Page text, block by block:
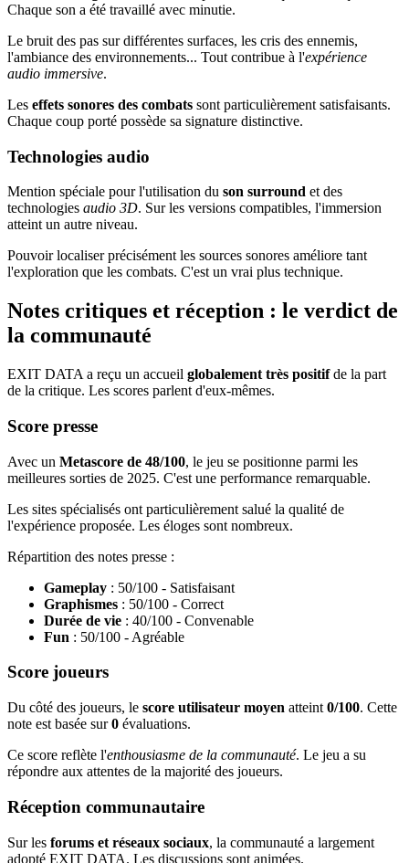
Chaque son a été travaillé avec minutie.
Le bruit des pas sur différentes surfaces, les cris des ennemis,
l'ambiance des environnements... Tout contribue à l'expérience
audio immersive.
Les effets sonores des combats sont particulièrement satisfaisants.
Chaque coup porté possède sa signature distinctive.
Technologies audio
Mention spéciale pour l'utilisation du son surround et des
technologies audio 3D. Sur les versions compatibles, l'immersion
atteint un autre niveau.
Pouvoir localiser précisément les sources sonores améliore tant
l'exploration que les combats. C'est un vrai plus technique.
Notes critiques et réception : le verdict de
la communauté
EXIT DATA a reçu un accueil globalement très positifde la part
de la critique. Les scores parlent d'eux-mêmes.
Score presse
Avec un Metascore de 48/100, le jeu se positionne parmi les
meilleures sorties de 2025. C'est une performance remarquable.
Les sites spécialisés ont particulièrement salué la qualité de
l'expérience proposée. Les éloges sont nombreux.
Répartition des notes presse :
Gameplay : 50/100 - Satisfaisant
Graphismes : 50/100 - Correct
Durée de vie : 40/100 - Convenable
Fun : 50/100 - Agréable
Score joueurs
Du côté des joueurs, le score utilisateur moyen atteint 0/100. Cette
note est basée sur0 évaluations.
Ce score reflète l'enthousiasme de la communauté. Le jeu a su
répondre aux attentes de la majorité des joueurs.
Réception communautaire
Sur les forums et réseaux sociaux, la communauté a largement
adopté EXIT DATA. Les discussions sont animées.